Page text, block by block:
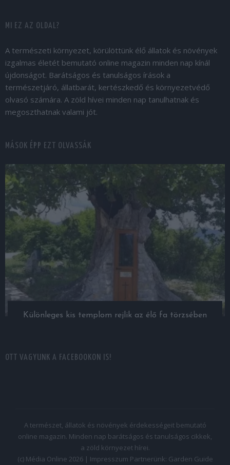
MI EZ AZ OLDAL?
A természeti környezet, körülöttünk élő állatok és növények
izgalmas életét bemutató online magazin minden nap kínál
újdonságot. Barátságos és tanulságos írások a
természetjáró, állatbarát, kertészkedő és környezetvédő
olvasó számára. A zöld hívei minden nap tanulhatnak és
megoszthatnak valami jót.
MÁSOK ÉPP EZT OLVASSÁK
Különleges kis templom rejlik az élő fa törzsében
OTT VAGYUNK A FACEBOOKON IS!
A természet, állatok és növények érdekességeit bemutató
online magazin. Minden nap barátságos és tanulságos cikkek,
a zöld környezet hírei.
(c) Média Online 2026 | Impresszum Partnerünk: Garden Guide